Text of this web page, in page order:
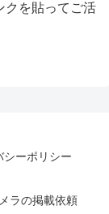
クを貼ってご活
シーポリシー
ラの掲載依頼